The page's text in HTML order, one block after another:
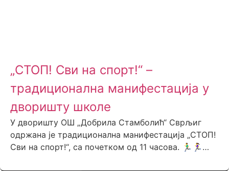
„СТОП! Сви на спорт!“ –
традиционална манифестација у
дворишту школе
У дворишту ОШ „Добрила Стамболић“ Сврљиг
одржана је традиционална манифестација „СТОП!
Сви на спорт!“, са почетком од 11 часова. 🏃‍♂️🏃‍♀️…